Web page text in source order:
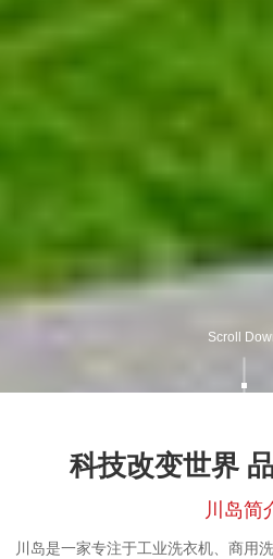
Scroll
科技改变世界
川岛简
川岛是一家专注于工业洗衣机、商用